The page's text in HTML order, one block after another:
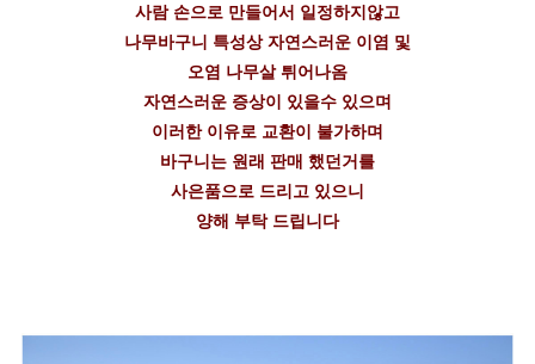
사람 손으로 만들어서 일정하지않고
나무바구니 특성상 자연스러운 이염 및
오염 나무살 튀어나옴
자연스러운 증상이 있을수 있으며
이러한 이유로 교환이 불가하며
바구니는 원래 판매 했던거를
사은품으로 드리고 있으니
양해 부탁 드립니다